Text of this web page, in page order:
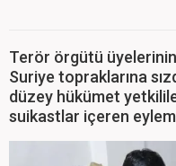
Terör örgütü üyelerinin
Suriye topraklarına
düzey hükümet
suikastlar içeren eylem